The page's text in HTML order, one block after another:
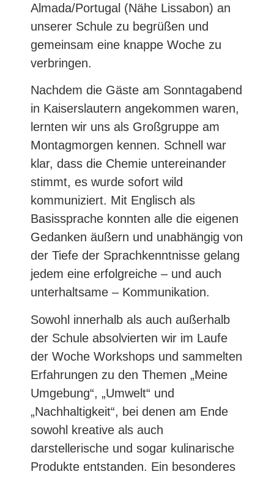
Almada/Portugal (Nähe Lissabon) an
unserer Schule zu begrüßen und
gemeinsam eine knappe Woche zu
verbringen.
Nachdem die Gäste am Sonntagabend
in Kaiserslautern angekommen waren,
lernten wir uns als Großgruppe am
Montagmorgen kennen. Schnell war
klar, dass die Chemie untereinander
stimmt, es wurde sofort wild
kommuniziert. Mit Englisch als
Basissprache konnten alle die eigenen
Gedanken äußern und unabhängig von
der Tiefe der Sprachkenntnisse gelang
jedem eine erfolgreiche – und auch
unterhaltsame – Kommunikation.
Sowohl innerhalb als auch außerhalb
der Schule absolvierten wir im Laufe
der Woche Workshops und sammelten
Erfahrungen zu den Themen „Meine
Umgebung“, „Umwelt“ und
„Nachhaltigkeit“, bei denen am Ende
sowohl kreative als auch
darstellerische und sogar kulinarische
Produkte entstanden. Ein besonderes